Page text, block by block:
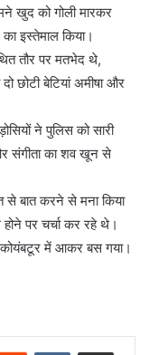
खुद को गोली मारकर
इस्तेमाल किया।
तौर पर मतभेद थे,
छोटी बेटियां अमीषा और
ने पुलिस को सारी
संगीता का शव खून से
से बात करने से मना किया
पर चर्चा कर रहे थे।
में आकर बस गया।